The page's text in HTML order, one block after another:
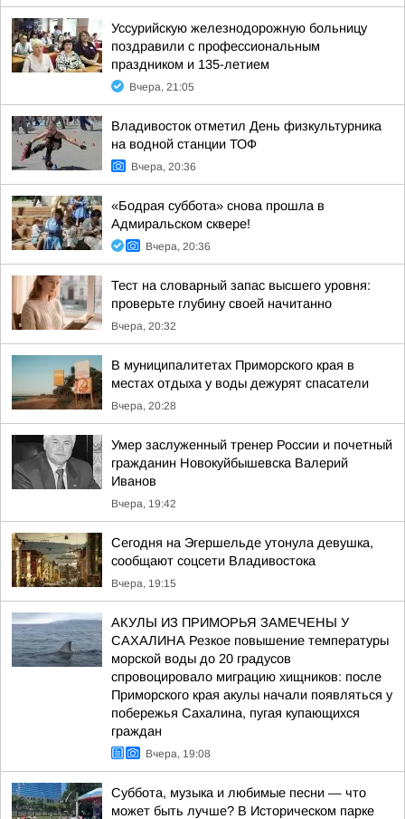
Уссурийскую железнодорожную больницу
поздравили с профессиональным
праздником и 135-летием
Вчера, 21:05
Владивосток отметил День физкультурника
на водной станции ТОФ
Вчера, 20:36
«Бодрая суббота» снова прошла в
Адмиральском сквере!
Вчера, 20:36
Тест на словарный запас высшего уровня:
проверьте глубину своей начитанно
Вчера, 20:32
В муниципалитетах Приморского края в
местах отдыха у воды дежурят спасатели
Вчера, 20:28
Умер заслуженный тренер России и почетный
гражданин Новокуйбышевска Валерий
Иванов
Вчера, 19:42
Сегодня на Эгершельде утонула девушка,
сообщают соцсети Владивостока
Вчера, 19:15
АКУЛЫ ИЗ ПРИМОРЬЯ ЗАМЕЧЕНЫ У
САХАЛИНА Резкое повышение температуры
морской воды до 20 градусов
спровоцировало миграцию хищников: после
Приморского края акулы начали появляться у
побережья Сахалина, пугая купающихся
граждан
Вчера, 19:08
Суббота, музыка и любимые песни — что
может быть лучше? В Историческом парке